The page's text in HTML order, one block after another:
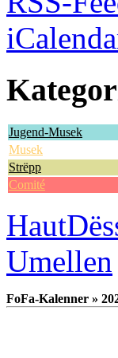
Jugend-Musek
Musek
Strëpp
Comité
Haut
Umellen
FoFa-Kalenner »